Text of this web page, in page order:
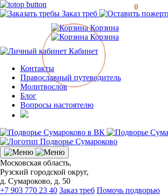
Заказ треб
Корзина
Корзина
0
Кабинет
Контакты
Православный путеводитель
Молитвослов
Блог
Вопросы настоятелю
Московская область,
Рузский городской округ,
д. Сумароково, д. 50
+7 903 770 23 40 Заказ треб Помочь подворью